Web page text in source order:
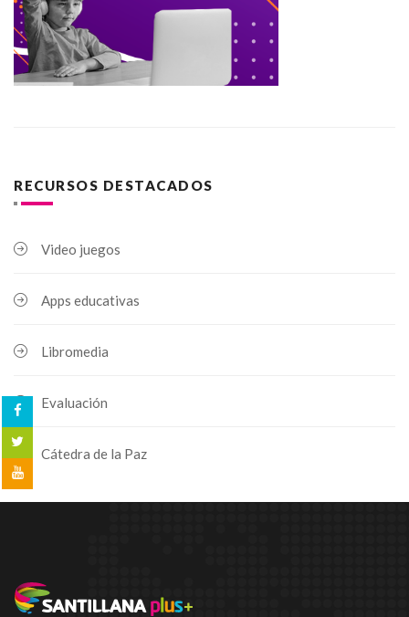
RECURSOS DESTACADOS
Video juegos
Apps educativas
Libromedia
Evaluación
Cátedra de la Paz